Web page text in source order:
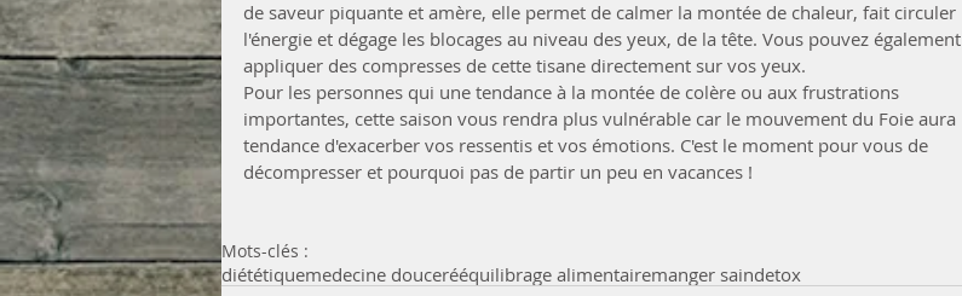
de saveur piquante et amère, elle permet de calmer la montée de chaleur, fait circuler
l'énergie et dégage les blocages au niveau des yeux, de la tête. Vous pouvez également
appliquer des compresses de cette tisane directement sur vos yeux.
Pour les personnes qui une tendance à la montée de colère ou aux frustrations
importantes, cette saison vous rendra plus vulnérable car le mouvement du Foie aura
tendance d'exacerber vos ressentis et vos émotions. C'est le moment pour vous de
décompresser et pourquoi pas de partir un peu en vacances !
Mots-clés :
diététiquemedecine doucerééquilibrage alimentairemanger saindetox